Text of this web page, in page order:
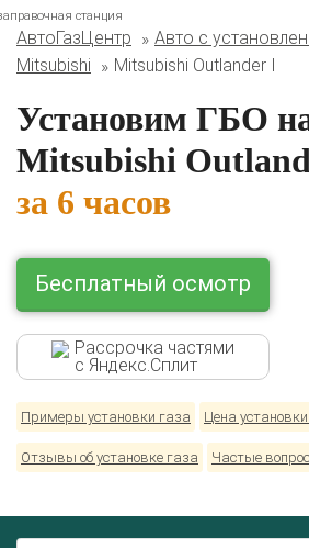
Комплекты ГБО на
BMW Ford Geely HAVAL
Renault
АвтоГазЦентр
Авто с
Mitsubishi
Mitsubishi Outlander I
Установим ГБО
Mitsubishi
за 6 часов
Бесплатный осмотр
Рассрочка частями
с Яндекс.Сплит
Примеры установки газа Цена
Отзывы об установке газа Частые